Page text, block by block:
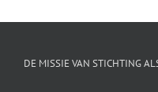
DE MISSIE VAN STICHTING